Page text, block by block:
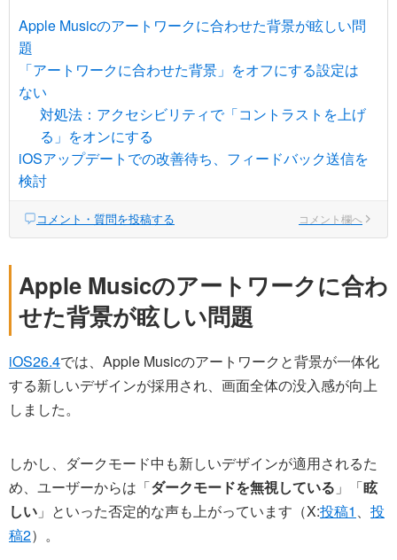
Apple Musicのアートワークに合わせた背景が眩しい問
題
「アートワークに合わせた背景」をオフにする設定は
ない
対処法：アクセシビリティで「コントラストを上げ
る」をオンにする
iOSアップデートでの改善待ち、フィードバック送信を
検討
コメント・質問を投稿する コメント欄へ
Apple Musicのアートワークに合わ
せた背景が眩しい問題
iOS26.4では、Apple Musicのアートワークと背景が一体化
する新しいデザインが採用され、画面全体の没入感が向上
しました。
しかし、ダークモード中も新しいデザインが適用されるた
め、ユーザーからは「ダークモードを無視している 」「眩
しい 」といった否定的な声も上がっています（X:投稿1 、 投
稿2）。